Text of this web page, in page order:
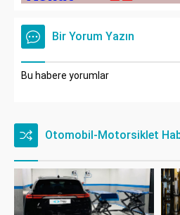
Bir Yorum Yazın
Bu habere yorumlar
Otomobil-Motorsiklet